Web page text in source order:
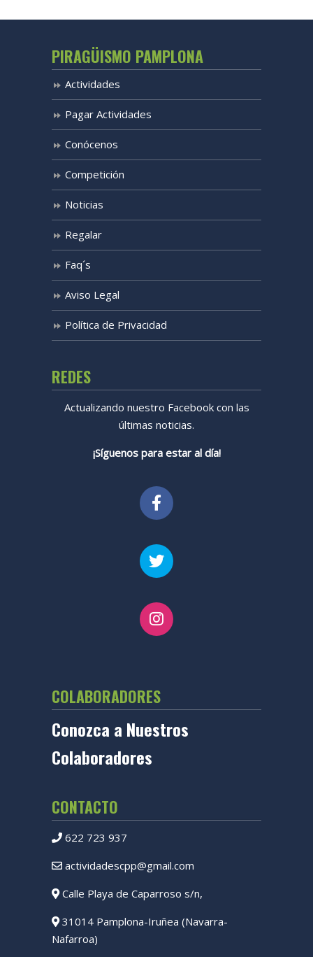
PIRAGÜISMO PAMPLONA
Actividades
Pagar Actividades
Conócenos
Competición
Noticias
Regalar
Faq´s
Aviso Legal
Política de Privacidad
REDES
Actualizando nuestro Facebook con las
últimas noticias.
¡Síguenos para estar al día!
COLABORADORES
Conozca a Nuestros
Colaboradores
CONTACTO
622 723 937
actividadescpp@gmail.com
Calle Playa de Caparroso s/n,
31014 Pamplona-Iruñea (Navarra-
Nafarroa)